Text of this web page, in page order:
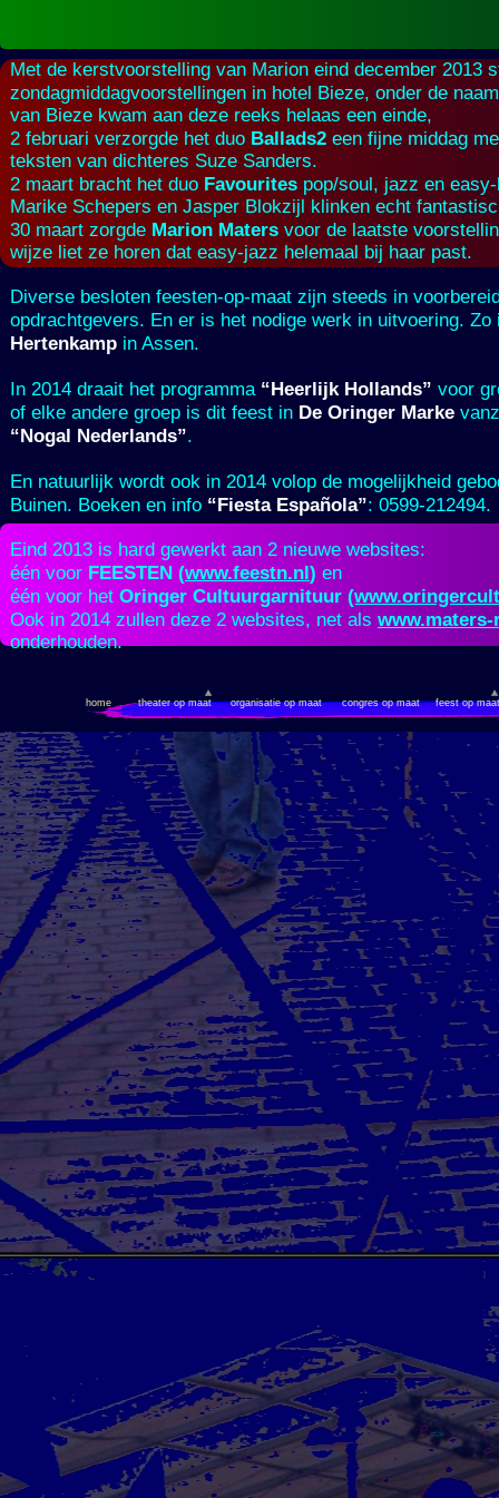
home theater op maat organisatie op maat congres op maat feest op maat
Met de kerstvoorstelling van Marion eind december 2013
zondagmiddagvoorstellingen in hotel Bieze, onder de
van Bieze kwam aan deze reeks helaas een einde,
2 februari verzorgde het duo Ballads2 een fijne middag
teksten van dichteres Suze Sanders.
2 maart bracht het duo Favourites pop/soul, jazz en easy-
Marike Schepers en Jasper Blokzijl klinken echt
30 maart zorgde Marion Maters voor de laatste
wijze liet ze horen dat easy-jazz helemaal bij haar past.
Diverse besloten feesten-op-maat zijn steeds in
opdrachtgevers. En er is het nodige werk in uitvoering.
Hertenkamp in Assen.
In 2014 draait het programma “Heerlijk Hollands” voor
of elke andere groep is dit feest in De Oringer Marke
“Nogal Nederlands”.
En natuurlijk wordt ook in 2014 volop de mogelijkheid
Buinen. Boeken en info “Fiesta Española”: 0599-212494.
Eind 2013 is hard gewerkt aan 2 nieuwe websites:
één voor FEESTEN (www.feestn.nl) en
één voor het Oringer Cultuurgarnituur
Ook in 2014 zullen deze 2 websites, net als www.maters-
onderhouden.